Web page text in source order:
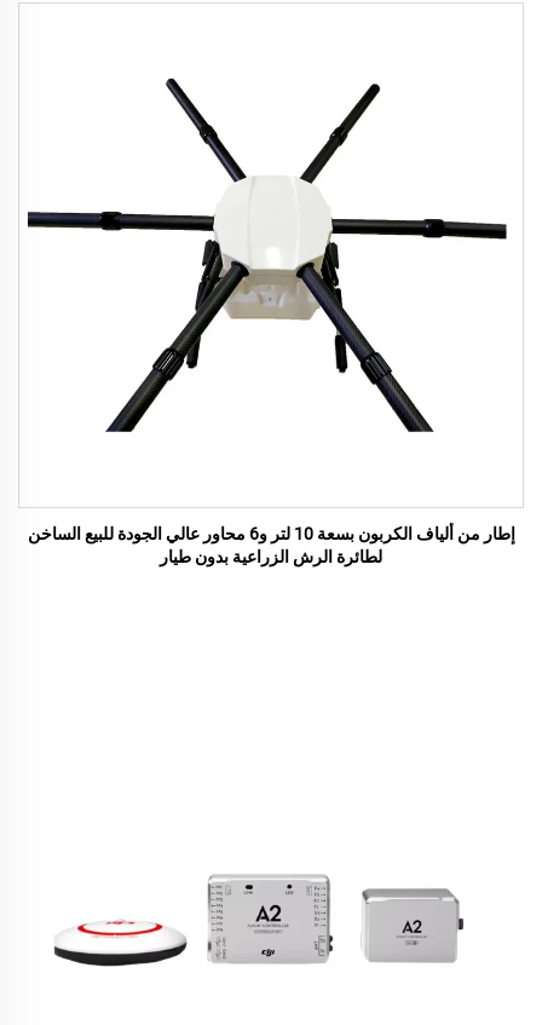
إطار من ألياف الكربون بسعة 10 لتر و6 محاور عالي الجودة للبيع الساخن
لطائرة الرش الزراعية بدون طيار